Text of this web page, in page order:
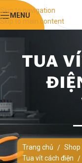
Skip to navigation
Skip to main content
MENU
TUA
Trang chủ / Shop
Tua vít cách điện /